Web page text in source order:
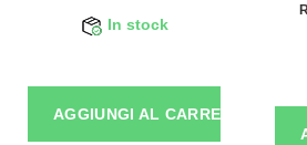
In stock
AGGIUNGI AL CARRELLO